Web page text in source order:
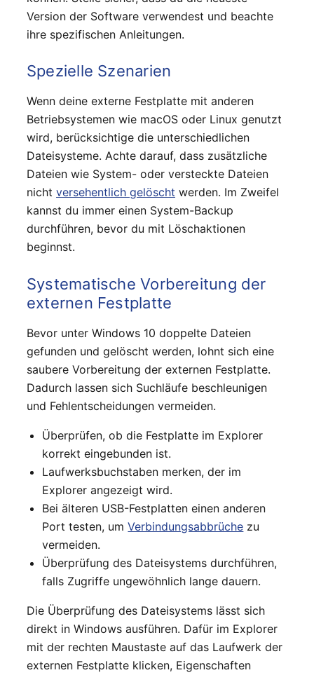
Version der Software verwendest und beachte
ihre spezifischen Anleitungen.
Spezielle Szenarien
Wenn deine externe Festplatte mit anderen
Betriebsystemen wie macOS oder Linux genutzt
wird, berücksichtige die unterschiedlichen
Dateisysteme. Achte darauf, dass zusätzliche
Dateien wie System- oder versteckte Dateien
nicht versehentlich gelöscht werden. Im Zweifel
kannst du immer einen System-Backup
durchführen, bevor du mit Löschaktionen
beginnst.
Systematische Vorbereitung der
externen Festplatte
Bevor unter Windows 10 doppelte Dateien
gefunden und gelöscht werden, lohnt sich eine
saubere Vorbereitung der externen Festplatte.
Dadurch lassen sich Suchläufe beschleunigen
und Fehlentscheidungen vermeiden.
Überprüfen, ob die Festplatte im Explorer
korrekt eingebunden ist.
Laufwerksbuchstaben merken, der im
Explorer angezeigt wird.
Bei älteren USB-Festplatten einen anderen
Port testen, umVerbindungsabbrüche zu
vermeiden.
Überprüfung des Dateisystems durchführen,
falls Zugriffe ungewöhnlich lange dauern.
Die Überprüfung des Dateisystems lässt sich
direkt in Windows ausführen. Dafür im Explorer
mit der rechten Maustaste auf das Laufwerk der
externen Festplatte klicken, Eigenschaften